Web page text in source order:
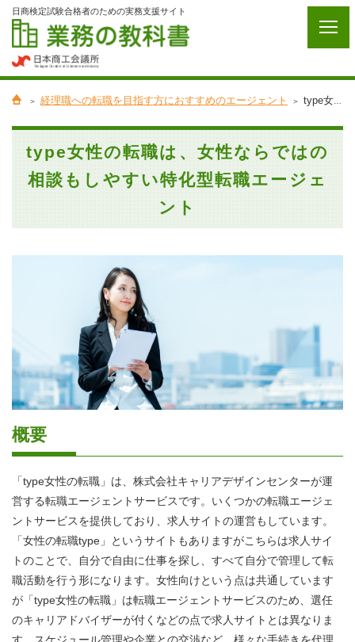
日商検定試験合格者のための実務支援サイト
経理職への転職を目指す方におすすめのエージェント type女性の転職は、女性ならではの相談もしやすい特化型転職エージェント
type女性の転職は、女性ならではの
相談もしやすい特化型転職エージェ
ント
概要
「type女性の転職」は、株式会社キャリアデザインセンターが運
営する転職エージェントサービスです。いくつかの転職エージェ
ントサービスを提供しており、求人サイトの運営もしています。
「女性の転職type」というサイトもありますがこちらは求人サイ
トのことで、自分で自由に仕事を探し、すべて自分で管理して転
職活動を行う形になります。女性向けという点は共通しています
が「type女性の転職」は転職エージェントサービスのため、選任
のキャリアドバイザーが付くなどの点で求人サイトとは異なりま
す。スケジュール管理や企業との交渉など、様々な手続きを代理